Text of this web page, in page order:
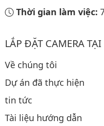
Thời gian làm việc:
LẮP ĐẶT CAMERA
Về chúng tôi
Dự án đã thực hiện
tin tức
Tài liệu hướng dẫn